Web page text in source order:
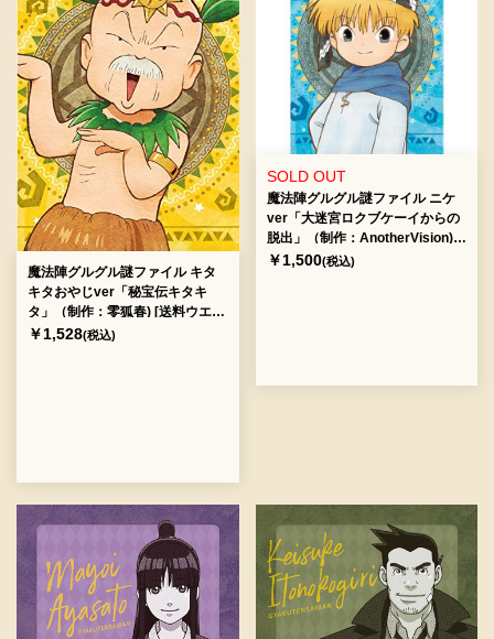
魔法陣グルグル謎ファイル キタ
キタおやじver「秘宝伝キタキ
タ」（制作：零狐春) [送料ウエイ
ト：2]
￥1,528(税込)
SOLD OUT
魔法陣グルグル謎ファイル ニケ
ver「大迷宮ロクブケーイからの
脱出」（制作：AnotherVision)
[送料ウエイト：2]
￥1,500(税込)